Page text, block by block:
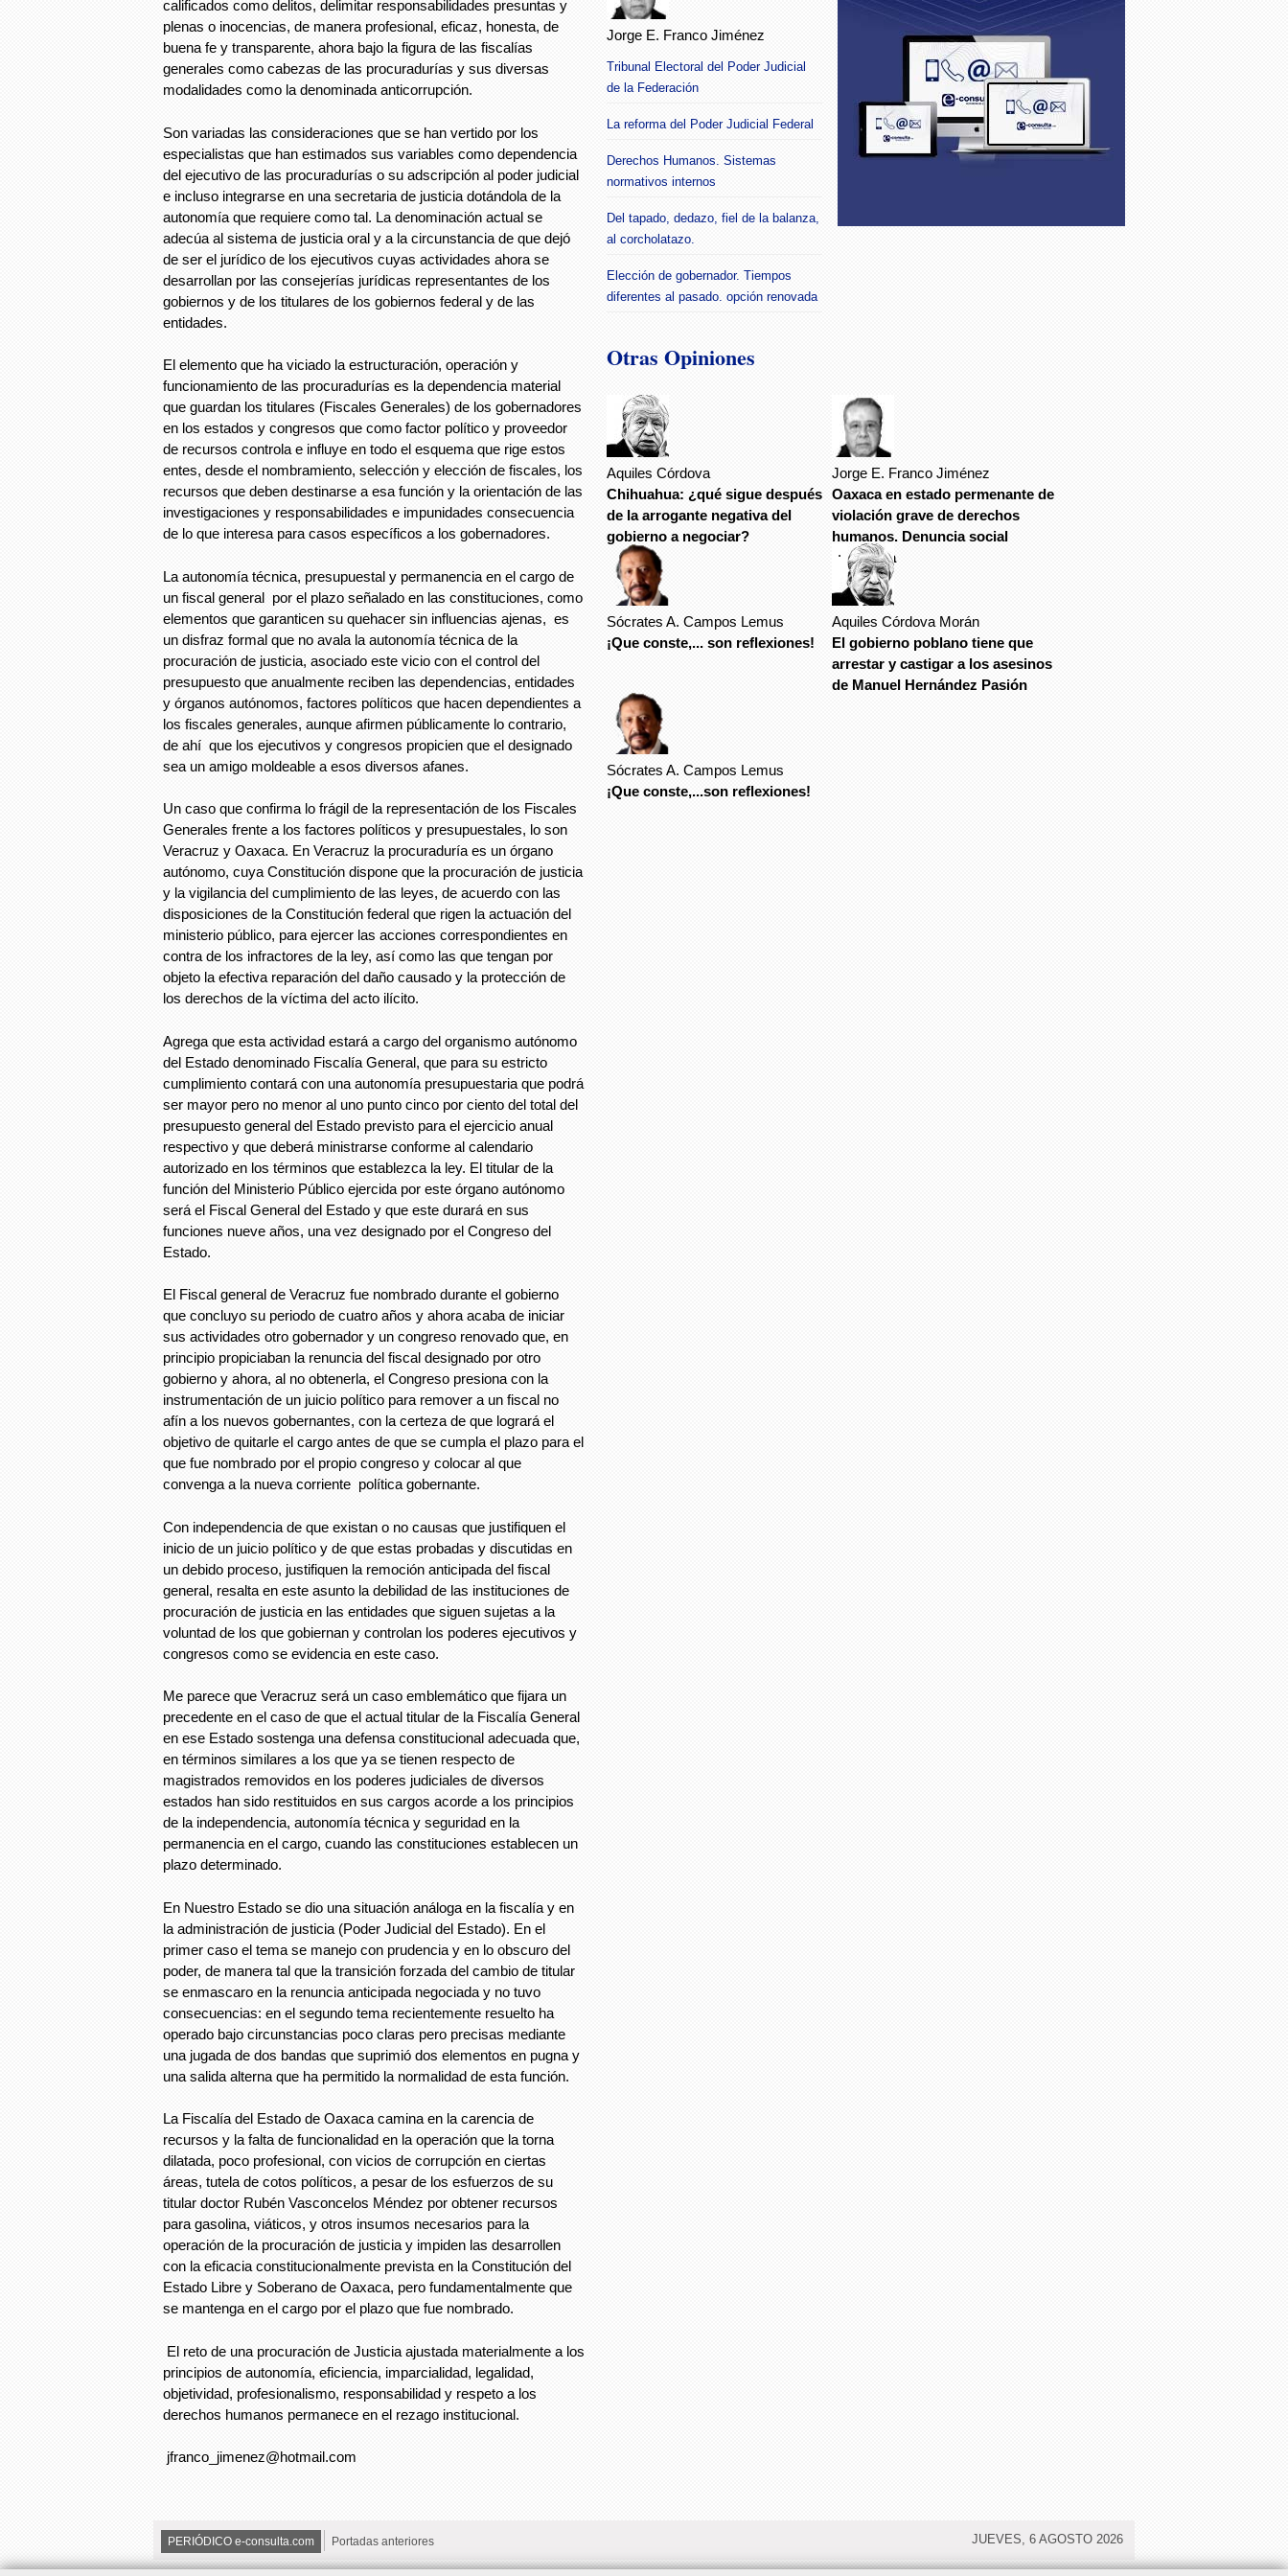
calificados como delitos, delimitar responsabilidades presuntas y
plenas o inocencias, de manera profesional, eficaz, honesta, de
buena fe y transparente, ahora bajo la figura de las fiscalías
generales como cabezas de las procuradurías y sus diversas
modalidades como la denominada anticorrupción.
Son variadas las consideraciones que se han vertido por los
especialistas que han estimados sus variables como dependencia
del ejecutivo de las procuradurías o su adscripción al poder judicial
e incluso integrarse en una secretaria de justicia dotándola de la
autonomía que requiere como tal. La denominación actual se
adecúa al sistema de justicia oral y a la circunstancia de que dejó
de ser el jurídico de los ejecutivos cuyas actividades ahora se
desarrollan por las consejerías jurídicas representantes de los
gobiernos y de los titulares de los gobiernos federal y de las
entidades.
El elemento que ha viciado la estructuración, operación y
funcionamiento de las procuradurías es la dependencia material
que guardan los titulares (Fiscales Generales) de los gobernadores
en los estados y congresos que como factor político y proveedor
de recursos controla e influye en todo el esquema que rige estos
entes, desde el nombramiento, selección y elección de fiscales, los
recursos que deben destinarse a esa función y la orientación de las
investigaciones y responsabilidades e impunidades consecuencia
de lo que interesa para casos específicos a los gobernadores.
La autonomía técnica, presupuestal y permanencia en el cargo de
un fiscal general por el plazo señalado en las constituciones, como
elementos que garanticen su quehacer sin influencias ajenas, es
un disfraz formal que no avala la autonomía técnica de la
procuración de justicia, asociado este vicio con el control del
presupuesto que anualmente reciben las dependencias, entidades
y órganos autónomos, factores políticos que hacen dependientes a
los fiscales generales, aunque afirmen públicamente lo contrario,
de ahí que los ejecutivos y congresos propicien que el designado
sea un amigo moldeable a esos diversos afanes.
Un caso que confirma lo frágil de la representación de los Fiscales
Generales frente a los factores políticos y presupuestales, lo son
Veracruz y Oaxaca. En Veracruz la procuraduría es un órgano
autónomo, cuya Constitución dispone que la procuración de justicia
y la vigilancia del cumplimiento de las leyes, de acuerdo con las
disposiciones de la Constitución federal que rigen la actuación del
ministerio público, para ejercer las acciones correspondientes en
contra de los infractores de la ley, así como las que tengan por
objeto la efectiva reparación del daño causado y la protección de
los derechos de la víctima del acto ilícito.
Agrega que esta actividad estará a cargo del organismo autónomo
del Estado denominado Fiscalía General, que para su estricto
cumplimiento contará con una autonomía presupuestaria que podrá
ser mayor pero no menor al uno punto cinco por ciento del total del
presupuesto general del Estado previsto para el ejercicio anual
respectivo y que deberá ministrarse conforme al calendario
autorizado en los términos que establezca la ley. El titular de la
función del Ministerio Público ejercida por este órgano autónomo
será el Fiscal General del Estado y que este durará en sus
funciones nueve años, una vez designado por el Congreso del
Estado.
El Fiscal general de Veracruz fue nombrado durante el gobierno
que concluyo su periodo de cuatro años y ahora acaba de iniciar
sus actividades otro gobernador y un congreso renovado que, en
principio propiciaban la renuncia del fiscal designado por otro
gobierno y ahora, al no obtenerla, el Congreso presiona con la
instrumentación de un juicio político para remover a un fiscal no
afín a los nuevos gobernantes, con la certeza de que logrará el
objetivo de quitarle el cargo antes de que se cumpla el plazo para el
que fue nombrado por el propio congreso y colocar al que
convenga a la nueva corriente política gobernante.
Con independencia de que existan o no causas que justifiquen el
inicio de un juicio político y de que estas probadas y discutidas en
un debido proceso, justifiquen la remoción anticipada del fiscal
general, resalta en este asunto la debilidad de las instituciones de
procuración de justicia en las entidades que siguen sujetas a la
voluntad de los que gobiernan y controlan los poderes ejecutivos y
congresos como se evidencia en este caso.
Me parece que Veracruz será un caso emblemático que fijara un
precedente en el caso de que el actual titular de la Fiscalía General
en ese Estado sostenga una defensa constitucional adecuada que,
en términos similares a los que ya se tienen respecto de
magistrados removidos en los poderes judiciales de diversos
estados han sido restituidos en sus cargos acorde a los principios
de la independencia, autonomía técnica y seguridad en la
permanencia en el cargo, cuando las constituciones establecen un
plazo determinado.
En Nuestro Estado se dio una situación análoga en la fiscalía y en
la administración de justicia (Poder Judicial del Estado). En el
primer caso el tema se manejo con prudencia y en lo obscuro del
poder, de manera tal que la transición forzada del cambio de titular
se enmascaro en la renuncia anticipada negociada y no tuvo
consecuencias: en el segundo tema recientemente resuelto ha
operado bajo circunstancias poco claras pero precisas mediante
una jugada de dos bandas que suprimió dos elementos en pugna y
una salida alterna que ha permitido la normalidad de esta función.
La Fiscalía del Estado de Oaxaca camina en la carencia de
recursos y la falta de funcionalidad en la operación que la torna
dilatada, poco profesional, con vicios de corrupción en ciertas
áreas, tutela de cotos políticos, a pesar de los esfuerzos de su
titular doctor Rubén Vasconcelos Méndez por obtener recursos
para gasolina, viáticos, y otros insumos necesarios para la
operación de la procuración de justicia y impiden las desarrollen
con la eficacia constitucionalmente prevista en la Constitución del
Estado Libre y Soberano de Oaxaca, pero fundamentalmente que
se mantenga en el cargo por el plazo que fue nombrado.
El reto de una procuración de Justicia ajustada materialmente a los
principios de autonomía, eficiencia, imparcialidad, legalidad,
objetividad, profesionalismo, responsabilidad y respeto a los
derechos humanos permanece en el rezago institucional.
jfranco_jimenez@hotmail.com
Jorge E. Franco Jiménez
Tribunal Electoral del Poder Judicial
de la Federación
La reforma del Poder Judicial Federal
Derechos Humanos. Sistemas
normativos internos
Del tapado, dedazo, fiel de la balanza,
al corcholatazo.
Elección de gobernador. Tiempos
diferentes al pasado. opción renovada
Otras Opiniones
Aquiles Córdova
Chihuahua: ¿qué sigue después
de la arrogante negativa del
gobierno a negociar?
Jorge E. Franco Jiménez
Oaxaca en estado permenante de
violación grave de derechos
humanos. Denuncia social
necesaria
Sócrates A. Campos Lemus
¡Que conste,... son reflexiones!
Aquiles Córdova Morán
El gobierno poblano tiene que
arrestar y castigar a los asesinos
de Manuel Hernández Pasión
Sócrates A. Campos Lemus
¡Que conste,...son reflexiones!
.
PERIÓDICO e-consulta.com Portadas anteriores JUEVES, 6 AGOSTO 2026